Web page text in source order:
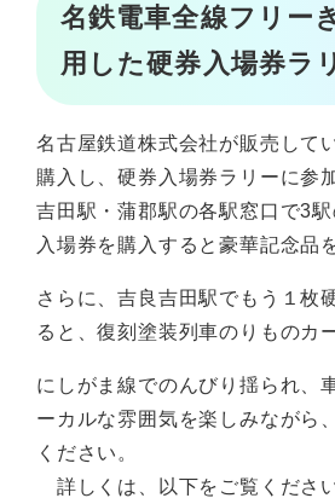
名鉄電車全線フリー
用した硬券入場券ラ
名古屋鉄道株式会社が販売して
購入し、硬券入場券ラリーに参
吉田駅・蒲郡駅の各駅窓口で3
入場券を購入すると豪華記念品
さらに、吉良吉田駅でもう１枚
ると、復刻塗装列車のりものカ
にしがま線でのんびり揺られ、
ーカルな雰囲気を楽しみながら
ください。
詳しくは、以下をご覧ください